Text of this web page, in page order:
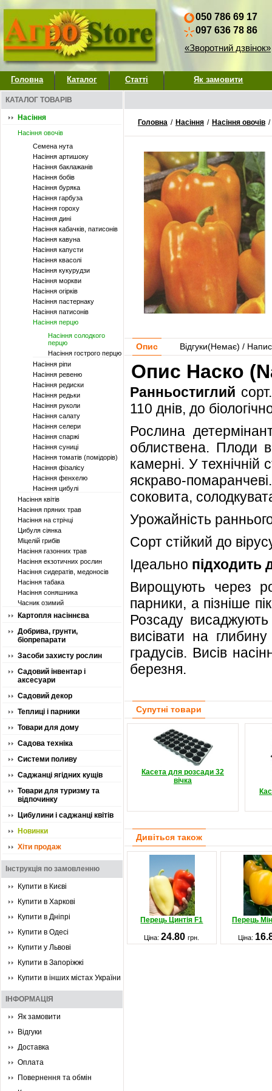
050 786 69 17
097 636 78 86
«Зворотний дзвінок»
Головна Каталог Статті Як замовити
КАТАЛОГ ТОВАРІВ
Насіння
Насіння овочів
Семена нута
Насіння артишоку
Насіння баклажанів
Насіння бобів
Насіння буряка
Насіння гарбуза
Насіння гороху
Насіння дині
Насіння кабачків, патисонів
Насіння кавуна
Насіння капусти
Насіння квасолі
Насіння кукурудзи
Насіння моркви
Насіння огірків
Насіння пастернаку
Насіння патисонів
Насіння перцю
Насіння солодкого
перцю
Насіння гострого перцю
Насіння ріпи
Насіння ревеню
Насіння редиски
Насіння редьки
Насіння руколи
Насіння салату
Насіння селери
Насіння спаржі
Насіння суниці
Насіння томатів (помідорів)
Насіння фізалісу
Насіння фенхелю
Насіння цибулі
Насіння квітів
Насіння пряних трав
Насіння на стрічці
Цибуля сіянка
Міцелій грибів
Насіння газонних трав
Насіння екзотичних рослин
Насіння сидератів, медоносів
Насіння табака
Насіння соняшника
Часник озимий
Картопля насіннєва
Добрива, грунти,
біопрепарати
Засоби захисту рослин
Садовий інвентар і
аксесуари
Садовий декор
Теплиці і парники
Товари для дому
Садова техніка
Системи поливу
Саджанці ягідних кущів
Товари для туризму та
відпочинку
Цибулини і саджанці квітів
Новинки
Хіти продаж
Інструкція по замовленню
Купити в Києві
Купити в Харкові
Купити в Дніпрі
Купити в Одесі
Купити у Львові
Купити в Запоріжжі
Купити в інших містах України
ІНФОРМАЦІЯ
Як замовити
Відгуки
Доставка
Оплата
Повернення та обмін
Головна / Насіння / Насіння овочів /
Опис Відгуки(Немає) /
Опис Наско
Ранньостиглий
110 днів, до
Рослина
облиствена. Плоди
камерні. У технічній
яскраво-
соковита,
Урожайність
Сорт стійкий до
Ідеально підходить
Вирощують через
парники, а пізніше
Розсаду
висівати на
градусів. Висів
березня.
Супутні товари
Касета для розсади 32
вічка
Дивіться також
Перець Цинтія F1 Перець
Ціна:24.80грн. Ціна: